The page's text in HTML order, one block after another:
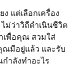
แต่เลือกเครื่อง
ม่ว่าวิถีดำเนินชีวิต
เพื่อคุณ สวมใส่
มีอยู่แล้ว และรับ
ำลังทำอะไร